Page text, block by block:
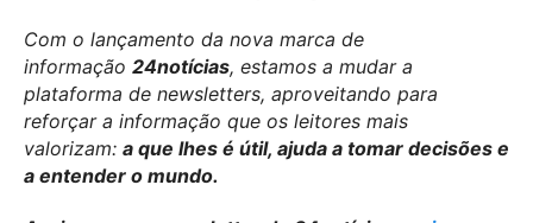
Com o lançamento da nova marca de
informação 24notícias, estamos a mudar a
plataforma de newsletters, aproveitando para
reforçar a informação que os leitores mais
valorizam: a que lhes é útil, ajuda a tomar decisões e
a entender o mundo.